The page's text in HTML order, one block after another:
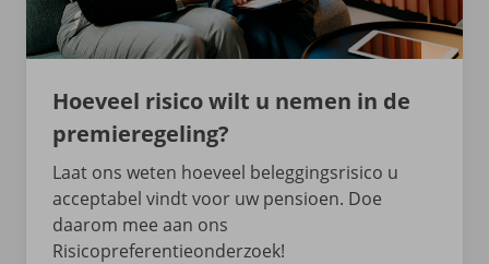
Hoeveel risico wilt u nemen in de
premieregeling?
Laat ons weten hoeveel beleggingsrisico u
acceptabel vindt voor uw pensioen. Doe
daarom mee aan ons
Risicopreferentieonderzoek!